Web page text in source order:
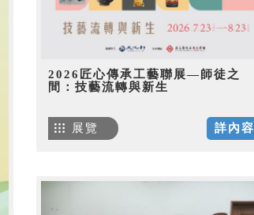
2026匠心傳承工藝聯展—師徒之
間：技藝流轉與新生
詳內容
展覽